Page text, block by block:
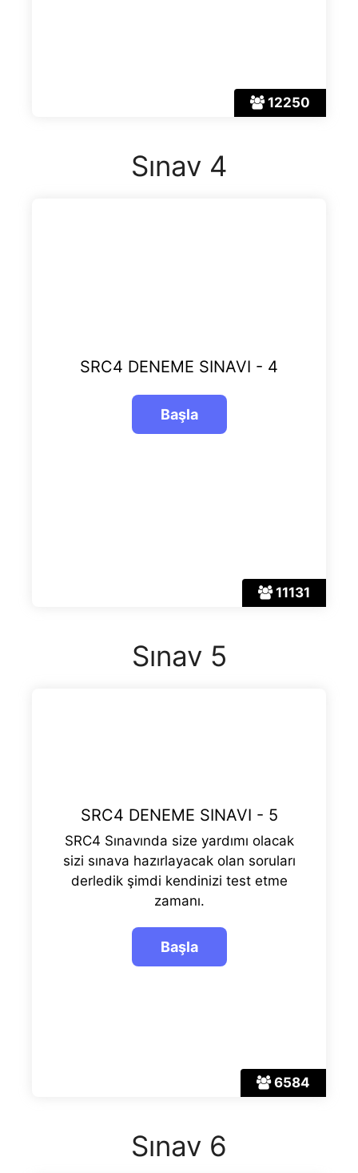
12250
Sınav 4
11131
SRC4 DENEME SINAVI - 4
Sınav 5
6584
SRC4 DENEME SINAVI - 5
SRC4 Sınavında size yardımı olacak
sizi sınava hazırlayacak olan soruları
derledik şimdi kendinizi test etme
zamanı.
Sınav 6